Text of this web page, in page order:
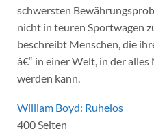
schwersten
nicht in teuren Sportwagen
beschreibt Menschen, die
â€“ in einer Welt, in der
werden kann.
William Boyd: Ruhelos
400 Seiten